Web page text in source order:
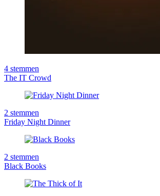
4 stemmen
The IT Crowd
2 stemmen
Friday Night Dinner
2 stemmen
Black Books